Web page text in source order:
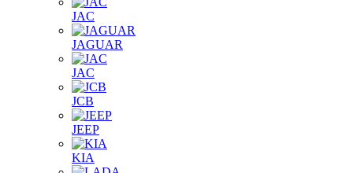
JAC
JAGUAR
JAС
JCB
JEEP
KIA